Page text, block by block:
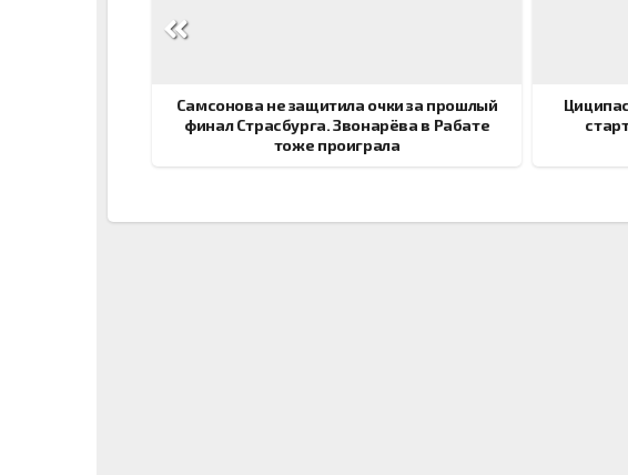
по
Самсонова не защитила очки за прошлый
финал Страсбурга. Звонарёва в Рабате
тоже проиграла